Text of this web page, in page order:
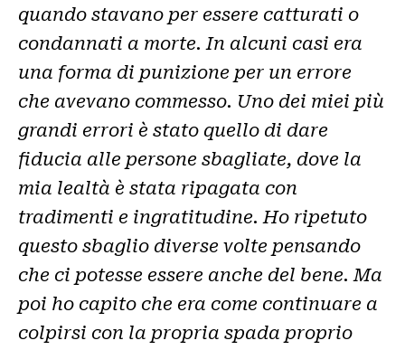
quando stavano per essere catturati o
condannati a morte. In alcuni casi era
una forma di punizione per un errore
che avevano commesso. Uno dei miei più
grandi errori è stato quello di dare
fiducia alle persone sbagliate, dove la
mia lealtà è stata ripagata con
tradimenti e ingratitudine. Ho ripetuto
questo sbaglio diverse volte pensando
che ci potesse essere anche del bene. Ma
poi ho capito che era come continuare a
colpirsi con la propria spada proprio